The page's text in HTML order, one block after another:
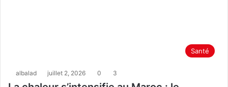
Santé
albalad juillet 2, 2026 0 3